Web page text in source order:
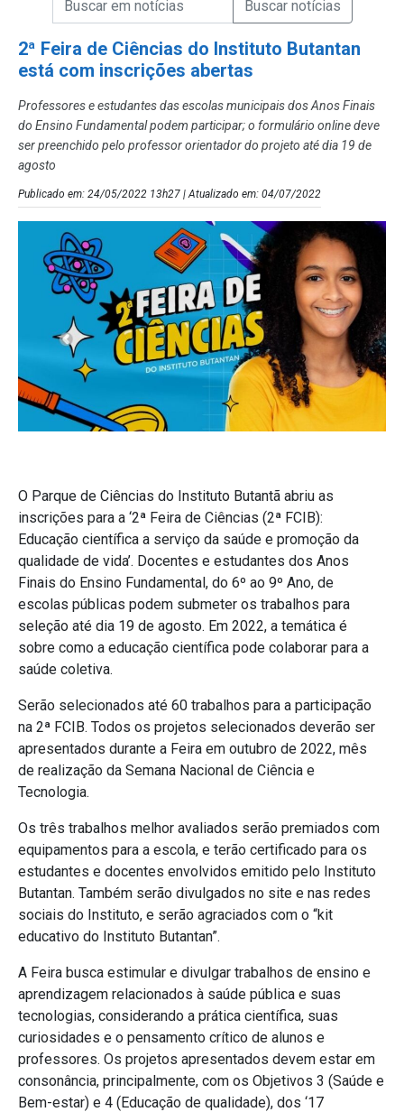
2ª Feira de Ciências do Instituto Butantan
está com inscrições abertas
Professores e estudantes das escolas municipais dos Anos Finais
do Ensino Fundamental podem participar; o formulário online deve
ser preenchido pelo professor orientador do projeto até dia 19 de
agosto
Publicado em: 24/05/2022 13h27 | Atualizado em: 04/07/2022
O Parque de Ciências do Instituto Butantã abriu as
inscrições para a ‘2ª Feira de Ciências (2ª FCIB):
Educação científica a serviço da saúde e promoção da
qualidade de vida’. Docentes e estudantes dos Anos
Finais do Ensino Fundamental, do 6º ao 9º Ano, de
escolas públicas podem submeter os trabalhos para
seleção até dia 19 de agosto. Em 2022, a temática é
sobre como a educação científica pode colaborar para a
saúde coletiva.
Serão selecionados até 60 trabalhos para a participação
na 2ª FCIB. Todos os projetos selecionados deverão ser
apresentados durante a Feira em outubro de 2022, mês
de realização da Semana Nacional de Ciência e
Tecnologia.
Os três trabalhos melhor avaliados serão premiados com
equipamentos para a escola, e terão certificado para os
estudantes e docentes envolvidos emitido pelo Instituto
Butantan. Também serão divulgados no site e nas redes
sociais do Instituto, e serão agraciados com o “kit
educativo do Instituto Butantan”.
A Feira busca estimular e divulgar trabalhos de ensino e
aprendizagem relacionados à saúde pública e suas
tecnologias, considerando a prática científica, suas
curiosidades e o pensamento crítico de alunos e
professores. Os projetos apresentados devem estar em
consonância, principalmente, com os Objetivos 3 (Saúde e
Bem-estar) e 4 (Educação de qualidade), dos ‘17